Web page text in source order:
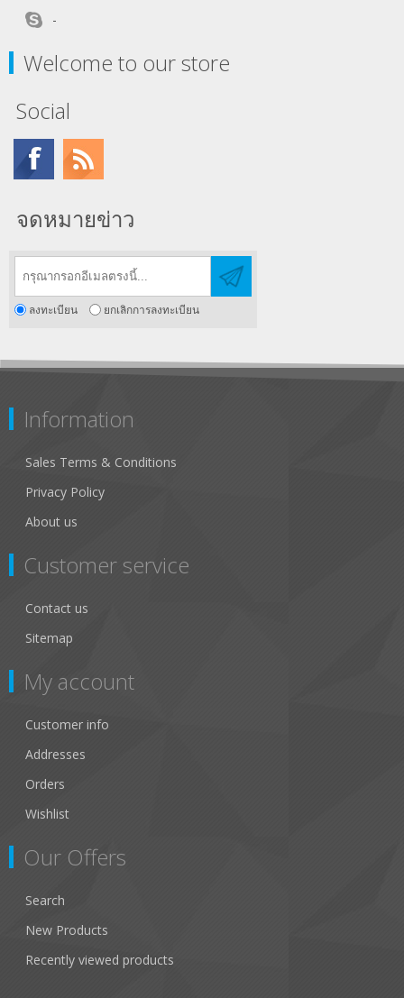
-
Welcome to our store
Social
จดหมายข่าว
ลงทะเบียน ยกเลิกการลงทะเบียน
Information
Sales Terms & Conditions
Privacy Policy
About us
Customer service
Contact us
Sitemap
My account
Customer info
Addresses
Orders
Wishlist
Our Offers
Search
New Products
Recently viewed products